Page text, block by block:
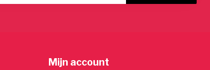
Mijn account